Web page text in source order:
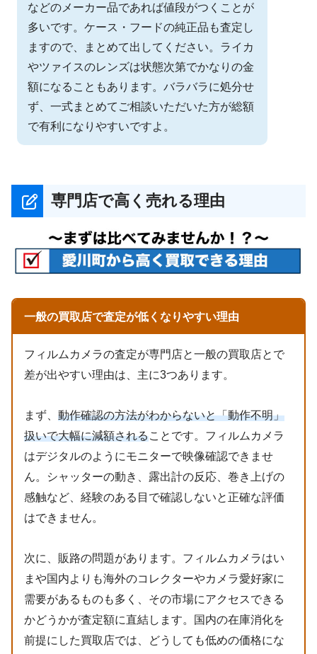
などのメーカー品であれば値段がつくことが
多いです。ケース・フードの純正品も査定し
ますので、まとめて出してください。ライカ
やツァイスのレンズは状態次第でかなりの金
額になることもあります。バラバラに処分せ
ず、一式まとめてご相談いただいた方が総額
で有利になりやすいですよ。
専門店で高く売れる理由
一般の買取店で査定が低くなりやすい理由
フィルムカメラの査定が専門店と一般の買取店とで
差が出やすい理由は、主に3つあります。
まず、 動作確認の方法がわからないと「動作不明」
扱いで大幅に減額されることです。フィルムカメラ
はデジタルのようにモニターで映像確認できませ
ん。シャッターの動き、露出計の反応、巻き上げの
感触など、経験のある目で確認しないと正確な評価
はできません。
次に、販路の問題があります。フィルムカメラはい
まや国内よりも海外のコレクターやカメラ愛好家に
需要があるものも多く、その市場にアクセスできる
かどうかが査定額に直結します。国内の在庫消化を
前提にした買取店では、どうしても低めの価格にな